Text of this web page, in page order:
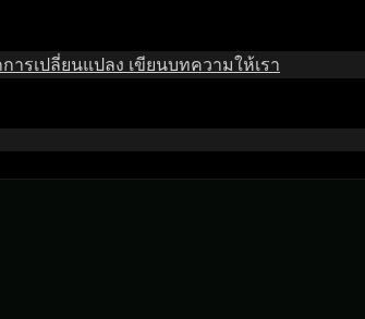
ารเปลี่ยนแปลง เขียนบทความให้เรา